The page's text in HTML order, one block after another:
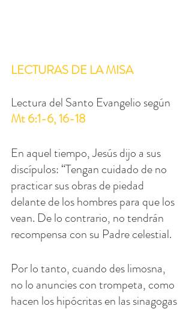
LECTURAS DE LA MISA
Lectura del Santo Evangelio según
Mt 6:1-6, 16-18
En aquel tiempo, Jesús dijo a sus
discípulos: “Tengan cuidado de no
practicar sus obras de piedad
delante de los hombres para que los
vean. De lo contrario, no tendrán
recompensa con su Padre celestial.
Por lo tanto, cuando des limosna,
no lo anuncies con trompeta, como
hacen los hipócritas en las sinagogas